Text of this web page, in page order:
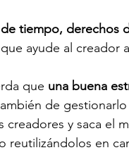
tiempo, derechos
ayude al creador
que una buena
de
creadores y saca el
reutilizándolos en